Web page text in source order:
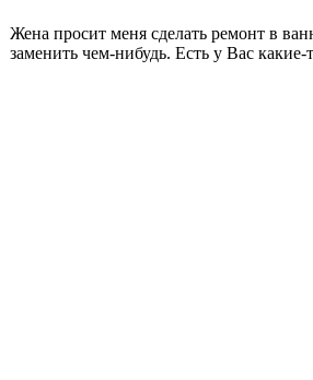
Жена просит меня сделать ремонт в
заменить чем-нибудь. Есть у Вас